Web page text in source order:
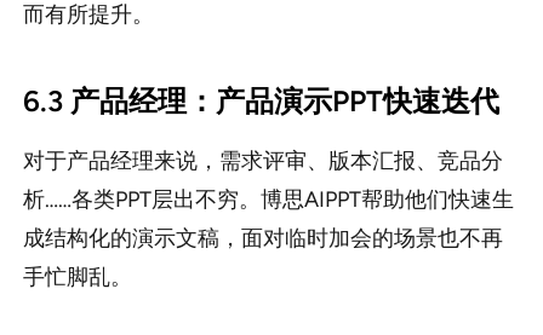
而有所提升。
6.3 产品经理：产品演示PPT快速迭代
对于产品经理来说，需求评审、版本汇报、竞品分
析……各类PPT层出不穷。博思AIPPT帮助他们快速生
成结构化的演示文稿，面对临时加会的场景也不再
手忙脚乱。